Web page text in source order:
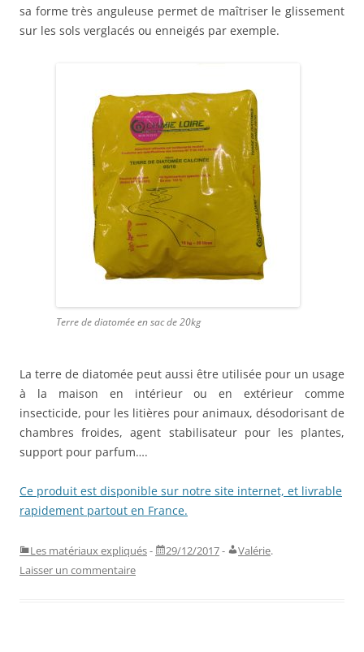
sa forme très anguleuse permet de maîtriser le glissement
sur les sols verglacés ou enneigés par exemple.
Terre de diatomée en sac de 20kg
La terre de diatomée peut aussi être utilisée pour un usage
à la maison en intérieur ou en extérieur comme
insecticide, pour les litières pour animaux, désodorisant de
chambres froides, agent stabilisateur pour les plantes,
support pour parfum….
Ce produit est disponible sur notre site internet, et livrable
rapidement partout en France.
Les matériaux expliqués- 29/12/2017- Valérie.
Laisser un commentaire